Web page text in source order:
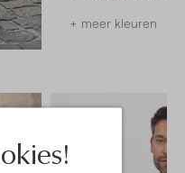
+ meer kleuren